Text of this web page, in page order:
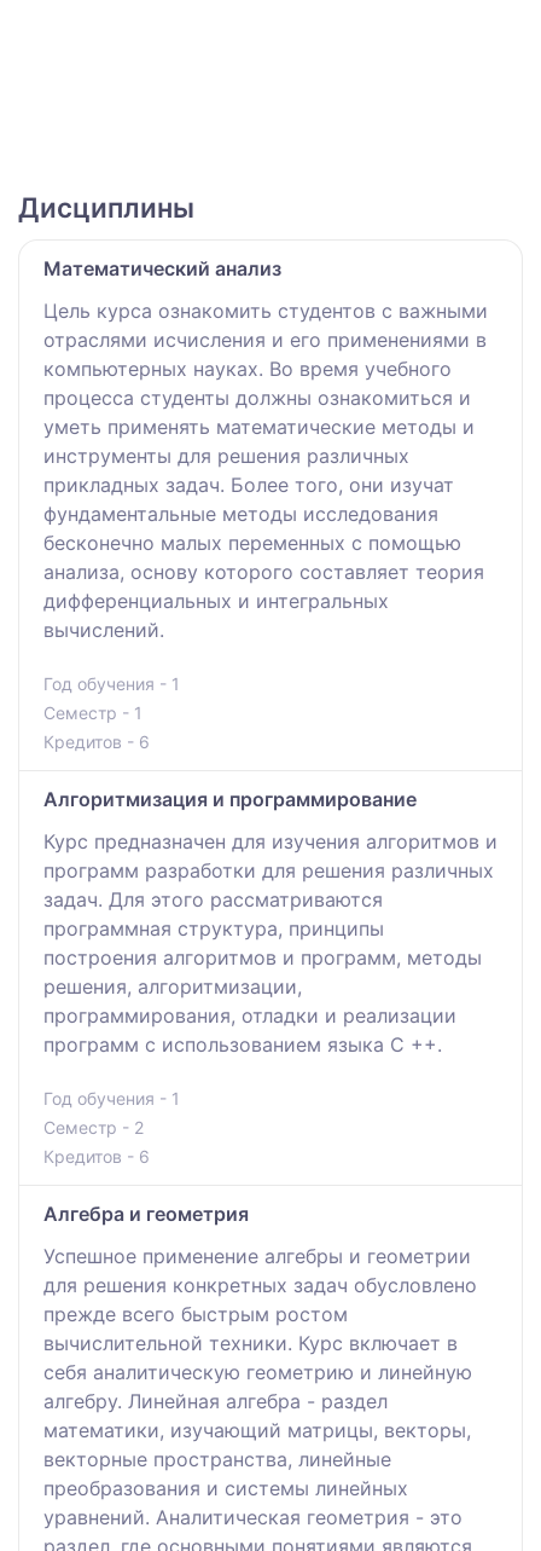
Дисциплины
Математический анализ
Цель курса ознакомить студентов с важными
отраслями исчисления и его применениями в
компьютерных науках. Во время учебного
процесса студенты должны ознакомиться и
уметь применять математические методы и
инструменты для решения различных
прикладных задач. Более того, они изучат
фундаментальные методы исследования
бесконечно малых переменных с помощью
анализа, основу которого составляет теория
дифференциальных и интегральных
вычислений.
Год обучения - 1
Семестр - 1
Кредитов - 6
Алгоритмизация и программирование
Курс предназначен для изучения алгоритмов и
программ разработки для решения различных
задач. Для этого рассматриваются
программная структура, принципы
построения алгоритмов и программ, методы
решения, алгоритмизации,
программирования, отладки и реализации
программ с использованием языка C ++.
Год обучения - 1
Семестр - 2
Кредитов - 6
Алгебра и геометрия
Успешное применение алгебры и геометрии
для решения конкретных задач обусловлено
прежде всего быстрым ростом
вычислительной техники. Курс включает в
себя аналитическую геометрию и линейную
алгебру. Линейная алгебра - раздел
математики, изучающий матрицы, векторы,
векторные пространства, линейные
преобразования и системы линейных
уравнений. Аналитическая геометрия - это
раздел, где основными понятиями являются